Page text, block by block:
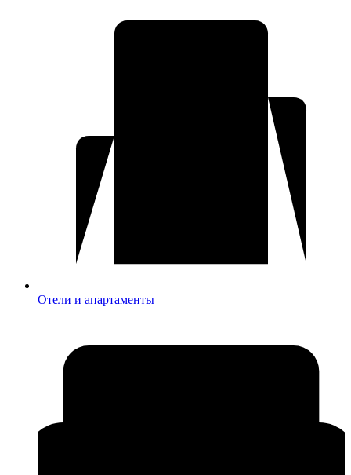
Отели и апартаменты